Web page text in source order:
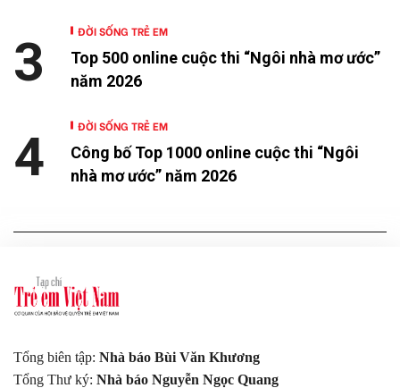
ĐỜI SỐNG TRẺ EM
Top 500 online cuộc thi “Ngôi nhà mơ ước”
năm 2026
3
ĐỜI SỐNG TRẺ EM
Công bố Top 1000 online cuộc thi “Ngôi
nhà mơ ước” năm 2026
4
Tổng biên tập: Nhà báo Bùi Văn Khương
Tổng Thư ký: Nhà báo Nguyễn Ngọc Quang